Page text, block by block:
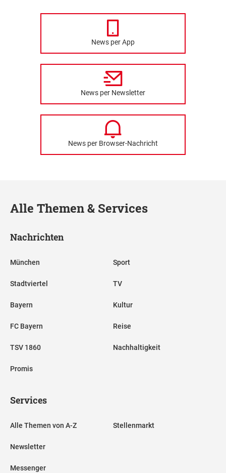
News per App
News per Newsletter
News per Browser-Nachricht
Alle Themen & Services
Nachrichten
München
Stadtviertel
Bayern
FC Bayern
TSV 1860
Promis
Sport
TV
Kultur
Reise
Nachhaltigkeit
Services
Alle Themen von A-Z
Newsletter
Messenger
Stellenmarkt